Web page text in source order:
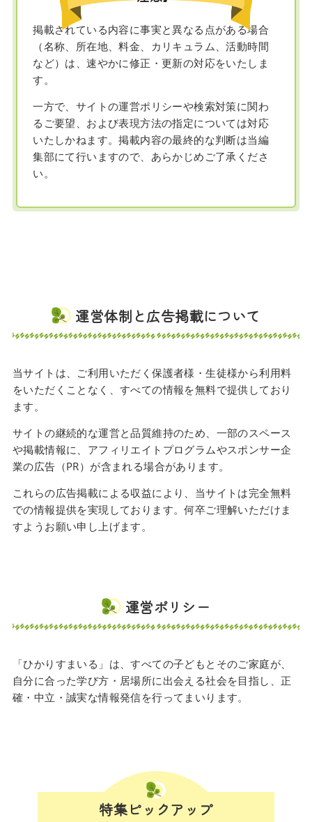
掲載されている内容に事実と異なる点がある場合
（名称、所在地、料金、カリキュラム、活動時間
など）は、速やかに修正・更新の対応をいたしま
す。
一方で、サイトの運営ポリシーや検索対策に関わ
るご要望、および表現方法の指定については対応
いたしかねます。掲載内容の最終的な判断は当編
集部にて行いますので、あらかじめご了承くださ
い。
運営体制と広告掲載について
当サイトは、ご利用いただく保護者様・生徒様から利用料
をいただくことなく、すべての情報を無料で提供しており
ます。
サイトの継続的な運営と品質維持のため、一部のスペース
や掲載情報に、アフィリエイトプログラムやスポンサー企
業の広告（PR）が含まれる場合があります。
これらの広告掲載による収益により、当サイトは完全無料
での情報提供を実現しております。何卒ご理解いただけま
すようお願い申し上げます。
運営ポリシー
「ひかりすまいる」は、すべての子どもとそのご家庭が、
自分に合った学び方・居場所に出会える社会を目指し、正
確・中立・誠実な情報発信を行ってまいります。
特集ピックアップ